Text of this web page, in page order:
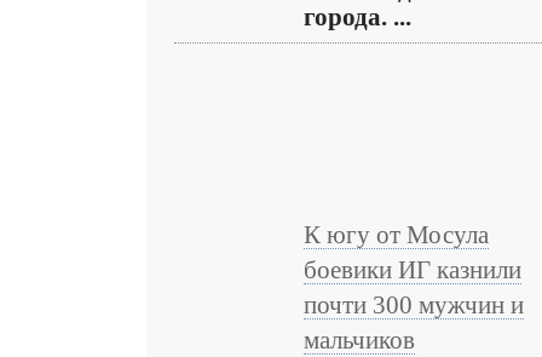
города. ...
К югу от Мосула
боевики ИГ казнили
почти 300 мужчин и
мальчиков